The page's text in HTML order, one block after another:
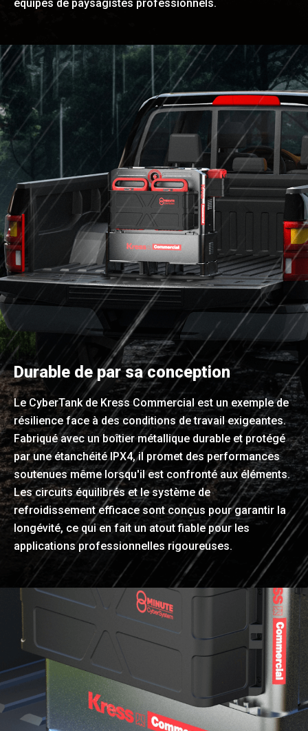
équipes de paysagistes professionnels.
Durable de par sa conception
Le CyberTank de Kress Commercial est un exemple de
résilience face à des conditions de travail exigeantes.
Fabriqué avec un boîtier métallique durable et protégé
par une étanchéité IPX4, il promet des performances
soutenues même lorsqu'il est confronté aux éléments.
Les circuits équilibrés et le système de
refroidissement efficace sont conçus pour garantir la
longévité, ce qui en fait un atout fiable pour les
applications professionnelles rigoureuses.